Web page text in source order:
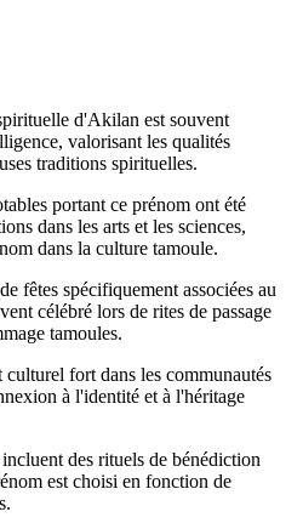
d'Akilan est souvent
valorisant les qualités
traditions spirituelles.
portant ce prénom ont été
dans les arts et les sciences,
dans la culture tamoule.
fêtes spécifiquement associées au
célébré lors de rites de passage
tamoules.
fort dans les communautés
à l'identité et à l'héritage
des rituels de bénédiction
est choisi en fonction de